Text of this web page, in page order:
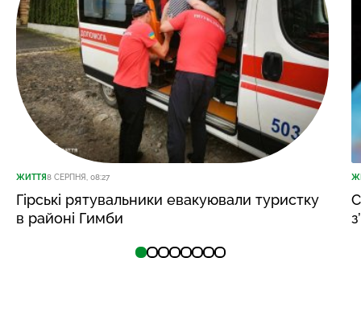
ЖИТТЯ8 СЕРПНЯ, 08:27
Гірські рятувальники евакуювали туристку
в районі Гимби